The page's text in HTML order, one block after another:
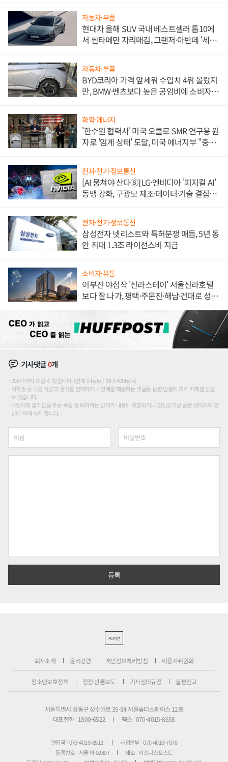
자동차·부품
현대차 올해 SUV 국내 베스트셀러 톱10에
서 싼타페만 자리매김, 그랜저·아반떼 '세단
자동차·부품
BYD코리아 가격 앞세워 수입차 4위 올랐지
만, BMW·벤츠보다 높은 공임비에 소비자
화학·에너지
'한수원 협력사' 미국 오클로 SMR 연구용 원
자로 '임계 상태' 도달, 미국 에너지부 "중요
전자·전기·정보통신
[AI 뭉쳐야 산다⑧] LG·엔비디아 '피지컬 AI'
동맹 강화, 구광모 제조·데이터·기술 결집
전자·전기·정보통신
삼성전자 넷리스트와 특허분쟁 매듭, 5년 동
안 최대 1.3조 라이선스비 지급
소비자·유통
이부진 야심작 '신라스테이' 서울신라호텔
보다 잘 나가, 평택·주문진·해남·건대로 성
기사댓글0개
200자까지 쓰실 수 있습니다. (현재 0 byte / 최대 400byte)
저작권 등 다른 사람의 권리를 침해하거나 명예를 훼손하는 댓글은 관련 법률에 의해 제재를 받을
수 있습니다.
타인에게 불쾌감을 주는 욕설 등 비하하는 단어가 내용에 포함되거나 인신공격성 글은 관리자의 판
단에 의해 삭제 합니다.
PC버전
회사소개 윤리강령 개인정보처리방침 이용자위원회
청소년보호정책 정정·반론보도 기사심의규정 불편신고
서울특별시 성동구 성수일로 39-34 서울숲더스페이스 12층
대표전화 : 1800-6522
팩스 : 070-4015-8658
편집국 : 070-4010-8512
사업본부 : 070-4010-7078
등록번호 : 서울 아 02897
제호 : 비즈니스포스트